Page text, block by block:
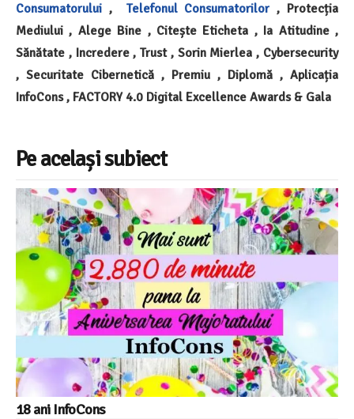
Consumatorului , Telefonul Consumatorilor , Protecția
Mediului , Alege Bine , Citește Eticheta , Ia Atitudine ,
Sănătate , Incredere , Trust , Sorin Mierlea , Cybersecurity
, Securitate Cibernetică , Premiu , Diplomă , Aplicația
InfoCons , FACTORY 4.0 Digital Excellence Awards & Gala
Pe același subiect
18 ani InfoCons